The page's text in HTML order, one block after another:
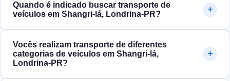
Quando é indicado buscar transporte de
veículos em Shangri-lá, Londrina‑PR?
Vocês realizam transporte de diferentes
categorias de veículos em Shangri-lá,
Londrina‑PR?